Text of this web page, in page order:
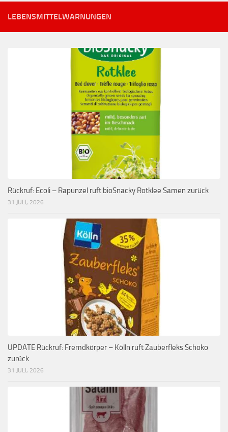
LEBENSMITTELWARNUNGEN
Rückruf: Ecoli – Rapunzel ruft bioSnacky Rotklee Samen zurück
31 JULI, 2026
UPDATE Rückruf: Fremdkörper – Kölln ruft Zauberfleks Schoko
zurück
31 JULI, 2026